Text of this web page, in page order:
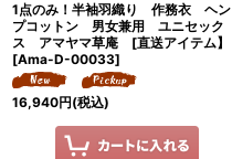
1点のみ！半袖羽織り 作務衣 ヘン
プコットン 男女兼用 ユニセック
ス アマヤマ草庵 [直送アイテム】
[Ama-D-00033]
16,940円(税込)